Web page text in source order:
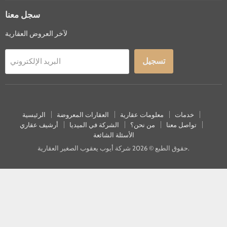
سجل معنا
لآخر العروض العقارية
البريد الإلكتروني تسجيل
الرئيسية العقارات المعروضة معلومات عقارية
خدمات
أرشيف عقاري
الشركة في الميديا من نحن؟
تواصل معنا
الأسئلة الشائعة
حقوق الطبع © 2026 شركة أيوب يعقوب الصغير العقارية.